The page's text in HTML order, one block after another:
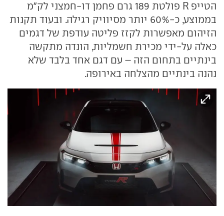
הטייפ R פולטת 189 גרם פחמן דו-חמצני לק"מ
בממוצע, כ-60% יותר מסיוויק רגילה. ובעוד תקנות
הזיהום מאפשרות לקזז פליטה עודפת של דגמים
כאלה על-ידי מכירת חשמליות, הונדה מתקשה
בינתיים בתחום הזה – עם דגם אחד בלבד שלא
נהנה בינתיים מהצלחה באירופה.